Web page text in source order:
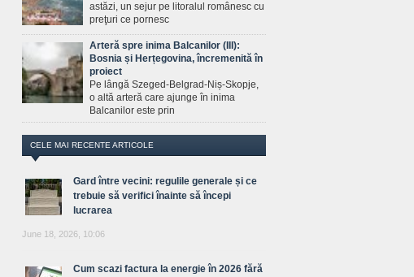
astăzi, un sejur pe litoralul românesc cu
preţuri ce pornesc
Arteră spre inima Balcanilor (III):
Bosnia și Herțegovina, încremenită în
proiect
Pe lângă Szeged-Belgrad-Niș-Skopje,
o altă arteră care ajunge în inima
Balcanilor este prin
CELE MAI RECENTE ARTICOLE
Gard între vecini: regulile generale și ce
trebuie să verifici înainte să începi
lucrarea
June 18, 2026, 10:06
Cum scazi factura la energie în 2026 fără